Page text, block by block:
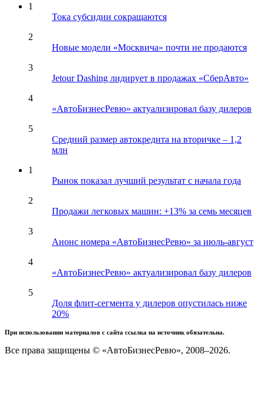
1
Тока субсидии сокращаются
2
Новые модели «Москвича» почти не продаются
3
Jetour Dashing лидирует в продажах «СберАвто»
4
«АвтоБизнесРевю» актуализировал базу дилеров
5
Средний размер автокредита на вторичке – 1,2
млн
1
Рынок показал лучший результат с начала года
2
Продажи легковых машин: +13% за семь месяцев
3
Анонс номера «АвтоБизнесРевю» за июль-август
4
«АвтоБизнесРевю» актуализировал базу дилеров
5
Доля флит-сегмента у дилеров опустилась ниже
20%
При использовании материалов с сайта ссылка на источник обязательна.
Все права защищены © «АвтоБизнесРевю», 2008–2026.